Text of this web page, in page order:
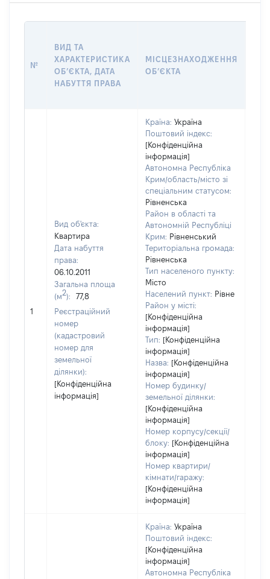
№
ВИД ТА
ХАРАКТЕРИСТИКА
ОБʼЄКТА, ДАТА
НАБУТТЯ ПРАВА
МІСЦЕЗНАХОДЖЕННЯ
ОБʼЄКТА
1
Вид об'єкта:
Квартира
Дата набуття
права:
06.10.2011
Загальна площа
(м2):
77,8
Реєстраційний
номер
(кадастровий
номер для
земельної
ділянки):
[Конфіденційна
інформація]
Країна: Україна
Поштовий індекс:
[Конфіденційна
інформація]
Автономна Республіка
Крим/область/місто зі
спеціальним статусом:
Рівненська
Район в області та
Автономній Республіці
Крим: Рівненський
Територіальна громада:
Рівненська
Тип населеного пункту:
Місто
Населений пункт: Рівне
Район у місті:
[Конфіденційна
інформація]
Тип: [Конфіденційна
інформація]
Назва: [Конфіденційна
інформація]
Номер будинку/
земельної ділянки:
[Конфіденційна
інформація]
Номер корпусу/секції/
блоку: [Конфіденційна
інформація]
Номер квартири/
кімнати/гаражу:
[Конфіденційна
інформація]
Країна: Україна
Поштовий індекс:
[Конфіденційна
інформація]
Автономна Республіка